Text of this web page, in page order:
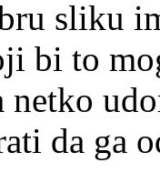
sliku
bi to
da ga